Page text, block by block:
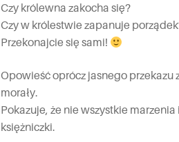
Czy królewna zakocha się?
Czy w królestwie zapanuje
Przekonajcie się sami!
Opowieść oprócz jasnego przekazu
morały.
Pokazuje, że nie wszystkie
księżniczki.